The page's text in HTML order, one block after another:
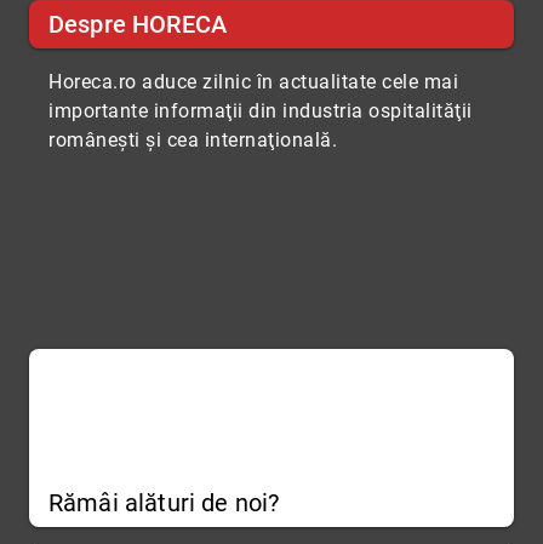
Despre HORECA
Horeca.ro aduce zilnic în actualitate cele mai
importante informaţii din industria ospitalităţii
româneşti şi cea internaţională.
Rămâi alături de noi?